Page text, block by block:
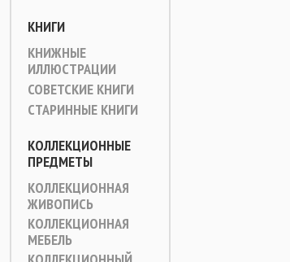
КНИГИ
КНИЖНЫЕ
ИЛЛЮСТРАЦИИ
СОВЕТСКИЕ КНИГИ
СТАРИННЫЕ КНИГИ
КОЛЛЕКЦИОННЫЕ
ПРЕДМЕТЫ
КОЛЛЕКЦИОННАЯ
ЖИВОПИСЬ
КОЛЛЕКЦИОННАЯ
МЕБЕЛЬ